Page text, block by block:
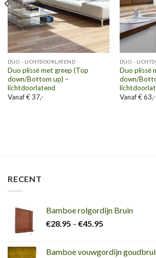
DUO - LICHTDOORLATEND
Duo plissé met greep (Top
down/Bottom up) –
lichtdoorlatend
Vanaf € 37,-
DUO -
Duo plissé
down/
Vanaf € 63,-
RECENT
Bamboe rolgordijn Bruin
€28.95 – €45.95
Bamboe vouwgordijn